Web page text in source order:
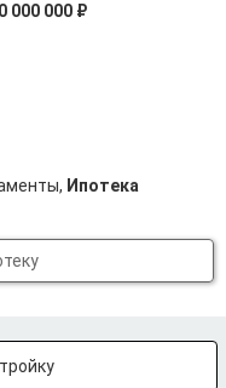
000 000 ₽
Ипотека